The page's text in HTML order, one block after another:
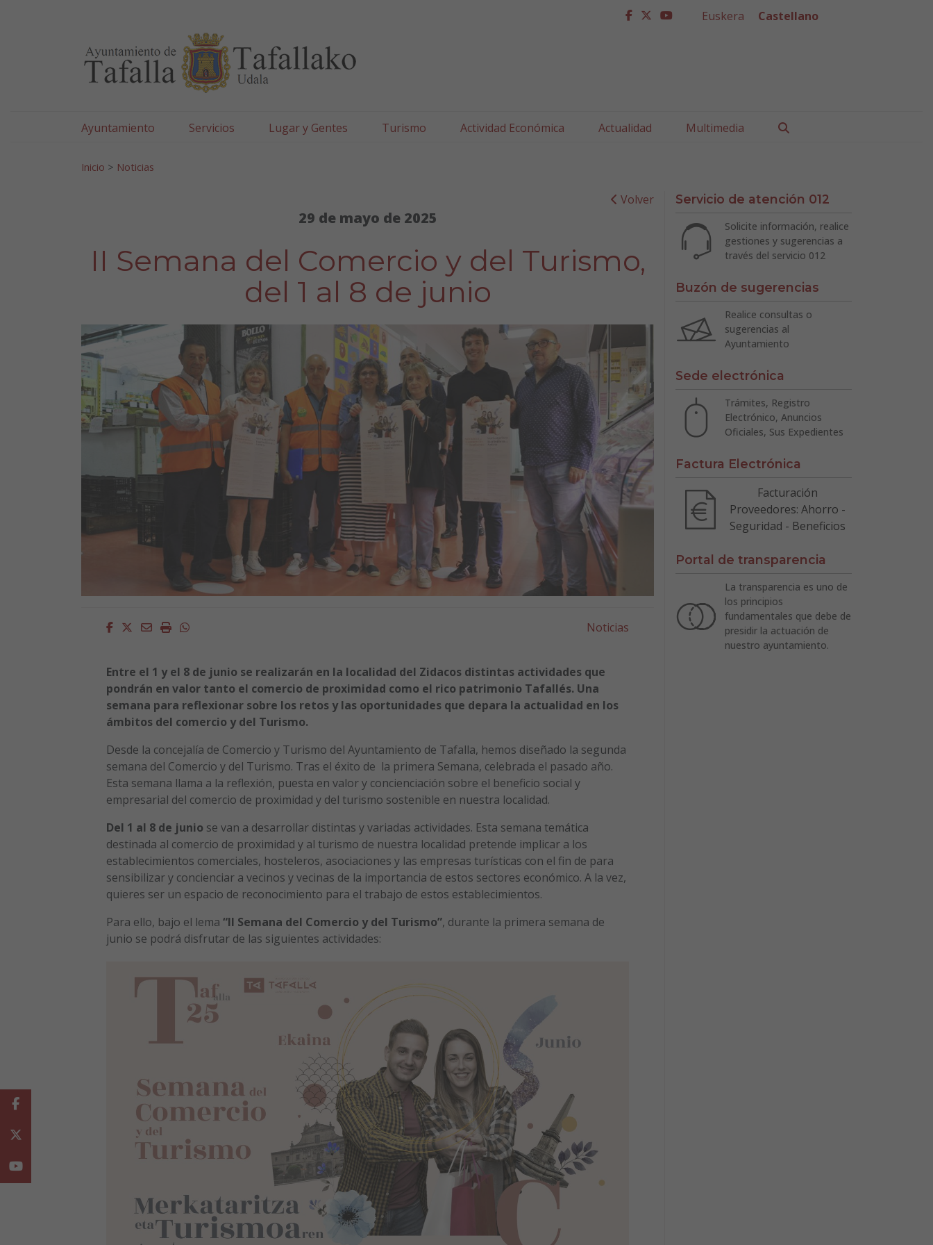
facebook
twitter
youtube
Euskera Castellano
Ayuntamiento Servicios Lugar y Gentes Turismo Actividad Económica Actualidad Multimedia
Inicio > Noticias
Volver
29 de mayo de 2025
II Semana del Comercio y del Turismo,
del 1 al 8 de junio
Facebook
Twitter
EmailImprimirWhatsapp Noticias
Entre el 1 y el 8 de junio se realizarán en la localidad del Zidacos distintas actividades que
pondrán en valor tanto el comercio de proximidad como el rico patrimonio Tafallés. Una
semana para reflexionar sobre los retos y las oportunidades que depara la actualidad en los
ámbitos del comercio y del Turismo.
Desde la concejalía de Comercio y Turismo del Ayuntamiento de Tafalla, hemos diseñado la segunda
semana del Comercio y del Turismo. Tras el éxito de la primera Semana, celebrada el pasado año.
Esta semana llama a la reflexión, puesta en valor y concienciación sobre el beneficio social y
empresarial del comercio de proximidad y del turismo sostenible en nuestra localidad.
Del 1 al 8 de junio se van a desarrollar distintas y variadas actividades. Esta semana temática
destinada al comercio de proximidad y al turismo de nuestra localidad pretende implicar a los
establecimientos comerciales, hosteleros, asociaciones y las empresas turísticas con el fin de para
sensibilizar y concienciar a vecinos y vecinas de la importancia de estos sectores económico. A la vez,
quieres ser un espacio de reconocimiento para el trabajo de estos establecimientos.
Para ello, bajo el lema “II Semana del Comercio y del Turismo”, durante la primera semana de
junio se podrá disfrutar de las siguientes actividades:
Servicio de atención 012
Solicite información, realice
gestiones y sugerencias a
través del servicio 012
Buzón de sugerencias
Realice consultas o
sugerencias al
Ayuntamiento
Sede electrónica
Trámites, Registro
Electrónico, Anuncios
Oficiales, Sus Expedientes
Factura Electrónica
Facturación
Proveedores: Ahorro -
Seguridad - Beneficios
Portal de transparencia
La transparencia es uno de
los principios
fundamentales que debe de
presidir la actuación de
nuestro ayuntamiento.
Facebook
Youtube